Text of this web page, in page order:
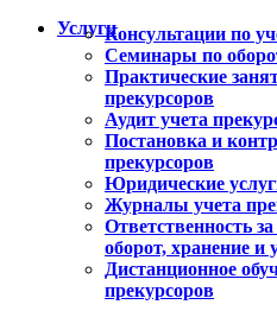
УслугиКонсультации по
Cеминары по
Практические
прекурсоров
Аудит учета
Постановка и
прекурсоров
Юридические
Журналы учета
Ответственность
оборот, хранение и
Дистанционное
прекурсоров